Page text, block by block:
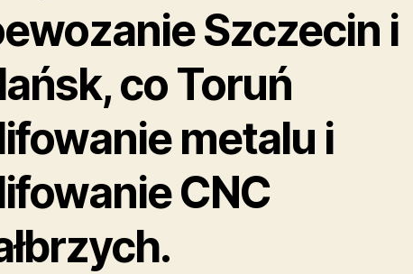
Szczecin i
co Toruń
metalu i
CNC